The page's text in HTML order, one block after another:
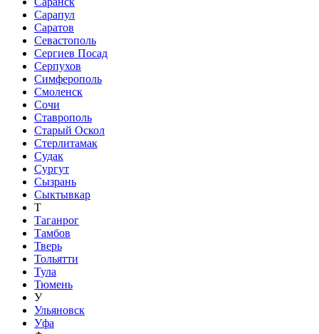
Сарапул
Саратов
Севастополь
Сергиев Посад
Серпухов
Симферополь
Смоленск
Сочи
Ставрополь
Старый Оскол
Стерлитамак
Судак
Сургут
Сызрань
Сыктывкар
Т
Таганрог
Тамбов
Тверь
Тольятти
Тула
Тюмень
У
Ульяновск
Уфа